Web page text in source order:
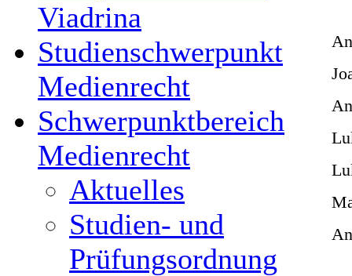
Viadrina
Studienschwerpunkt
Medienrecht
Schwerpunktbereich
Medienrecht
Aktuelles
Studien- und
Prüfungsordnung